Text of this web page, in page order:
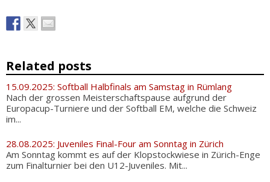
Related posts
15.09.2025: Softball Halbfinals am Samstag in Rümlang
Nach der grossen Meisterschaftspause aufgrund der
Europacup-Turniere und der Softball EM, welche die Schweiz
im...
28.08.2025: Juveniles Final-Four am Sonntag in Zürich
Am Sonntag kommt es auf der Klopstockwiese in Zürich-Enge
zum Finalturnier bei den U12-Juveniles. Mit...